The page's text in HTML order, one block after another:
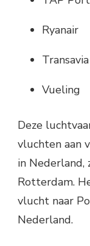
Ryanair
Transavia
Vueling
Deze
vluchten aan
in Nederland,
Rotterdam.
vlucht naar
Nederland.